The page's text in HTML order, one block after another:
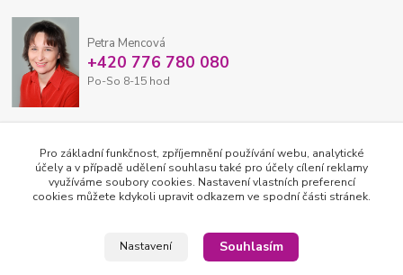
Petra Mencová
+420 776 780 080
Po-So 8-15 hod
Pro základní funkčnost, zpříjemnění používání webu, analytické
účely a v případě udělení souhlasu také pro účely cílení reklamy
využíváme soubory cookies. Nastavení vlastních preferencí
cookies můžete kdykoli upravit odkazem ve spodní části stránek.
Nastavení Souhlasím